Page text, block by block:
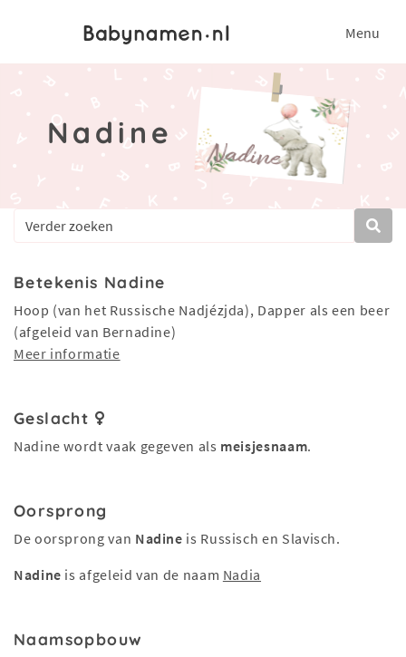
Menu
Nadine
Betekenis Nadine
Hoop (van het Russische Nadjézjda), Dapper als een beer
(afgeleid van Bernadine)
Meer informatie
Geslacht
Nadine wordt vaak gegeven als meisjesnaam.
Oorsprong
De oorsprong van Nadine is Russisch en Slavisch.
Nadine is afgeleid van de naam Nadia
Naamsopbouw